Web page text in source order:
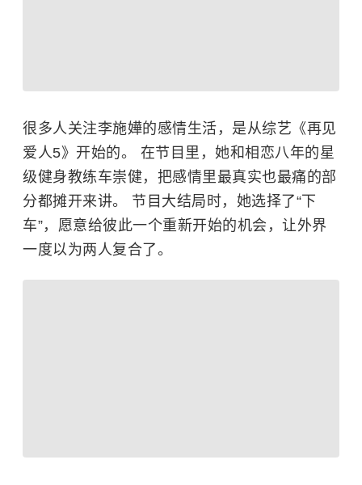
很多人关注李施嬅的感情生活，是从综艺《再见
爱人5》开始的。 在节目里，她和相恋八年的星
级健身教练车崇健，把感情里最真实也最痛的部
分都摊开来讲。 节目大结局时，她选择了“下
车”，愿意给彼此一个重新开始的机会，让外界
一度以为两人复合了。